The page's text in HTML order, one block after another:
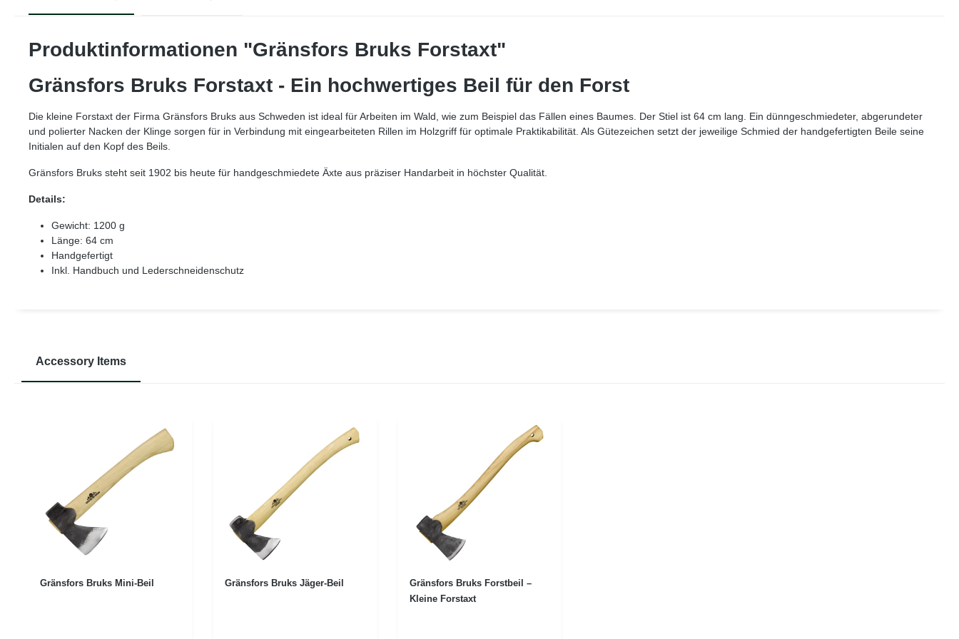
Produktinformationen "Gränsfors Bruks Forstaxt"
Gränsfors Bruks Forstaxt - Ein hochwertiges Beil für den Forst
Die kleine Forstaxt der Firma Gränsfors Bruks aus Schweden ist ideal für Arbeiten im Wald, wie zum Beispiel das Fällen eines Baumes. Der Stiel ist 64 cm lang. Ein dünngeschmiedeter, abgerundeter
und polierter Nacken der Klinge sorgen für in Verbindung mit eingearbeiteten Rillen im Holzgriff für optimale Praktikabilität. Als Gütezeichen setzt der jeweilige Schmied der handgefertigten Beile seine
Initialen auf den Kopf des Beils.
Gränsfors Bruks steht seit 1902 bis heute für handgeschmiedete Äxte aus präziser Handarbeit in höchster Qualität.
Details:
Gewicht: 1200 g
Länge: 64 cm
Handgefertigt
Inkl. Handbuch und Lederschneidenschutz
Accessory Items
Gränsfors Bruks Mini-Beil Gränsfors Bruks Jäger-Beil
Gränsfors Bruks Forstbeil –
Kleine Forstaxt